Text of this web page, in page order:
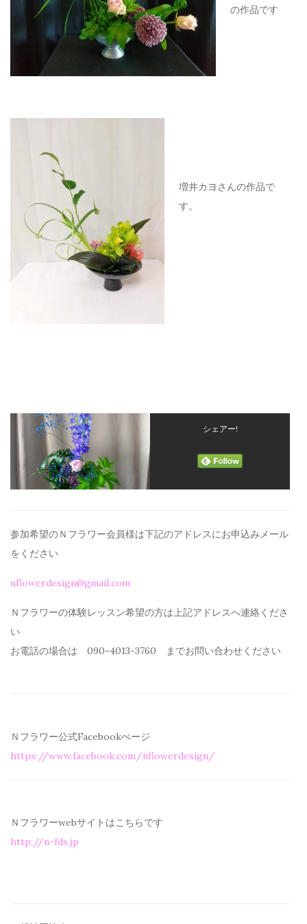
の作品です
増井カヨさんの作品で
す。
シェアー!
参加希望のＮフラワー会員様は下記のアドレスにお申込みメール
を ください
nflowerdesign@gmail.com
Ｎフラワーの体験レッスン希望の方は上記アドレスへ連絡くださ
い
お電話の場合は 090-4013-3760 までお問い合わせください
Ｎフラワー公式Facebookぺージ
https://www.facebook.com/nflowerdesign/
Ｎフラワーwebサイトはこちらです
http://n-fds.jp